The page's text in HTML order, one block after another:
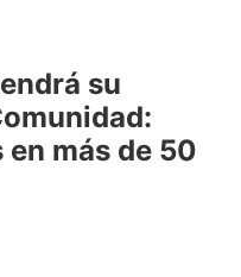
su
más de 50